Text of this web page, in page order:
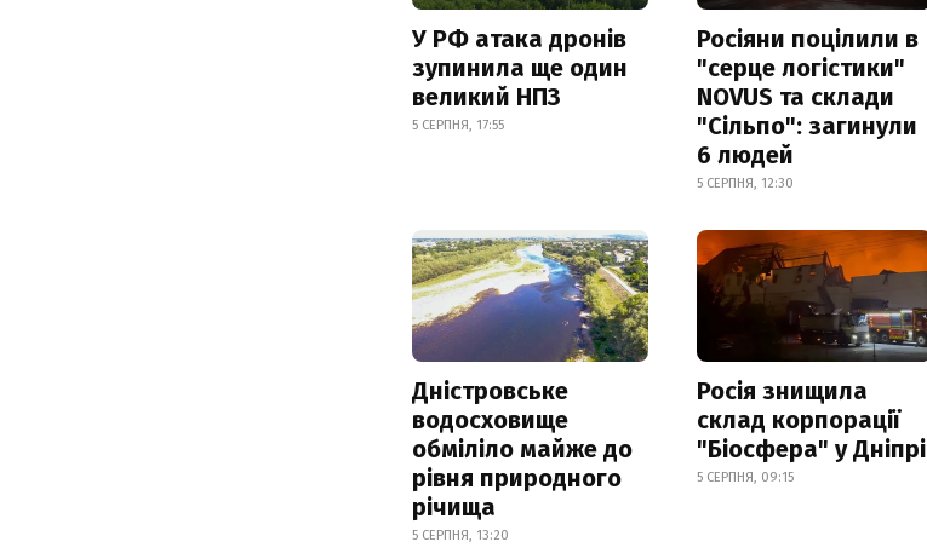
У РФ атака дронів
зупинила ще один
великий НПЗ
5 СЕРПНЯ, 17:55
Росіяни поцілили в
"серце логістики"
NOVUS та склади
"Сільпо": загинули
6 людей
5 СЕРПНЯ, 12:30
Дністровське
водосховище
обміліло майже до
рівня природного
річища
5 СЕРПНЯ, 13:20
Росія знищила
склад корпорації
"Біосфера" у Дніпрі
5 СЕРПНЯ, 09:15